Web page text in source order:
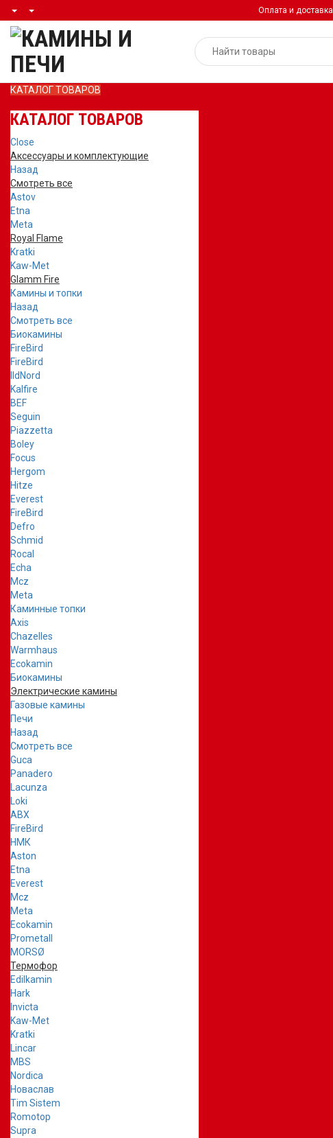
Оплата и доставка
КАТАЛОГ ТОВАРОВ
КАТАЛОГ ТОВАРОВ
Close
Аксессуары и комплектующие
Назад
Смотреть все
Astov
Etna
Meta
Royal Flame
Kratki
Kaw-Met
Glamm Fire
Камины и топки
Назад
Смотреть все
Биокамины
FireBird
FireBird
IldNord
Kalfire
BEF
Seguin
Piazzetta
Boley
Focus
Hergom
Hitze
Everest
FireBird
Defro
Schmid
Rocal
Echa
Mcz
Meta
Каминные топки
Axis
Chazelles
Warmhaus
Ecokamin
Биокамины
Электрические камины
Газовые камины
Печи
Назад
Смотреть все
Guca
Panadero
Lacunza
Loki
ABX
FireBird
НМК
Aston
Etna
Everest
Mcz
Meta
Ecokamin
Prometall
MORSØ
Термофор
Edilkamin
Hark
Invicta
Kaw-Met
Kratki
Lincar
MBS
Nordica
Новаслав
Tim Sistem
Romotop
Supra